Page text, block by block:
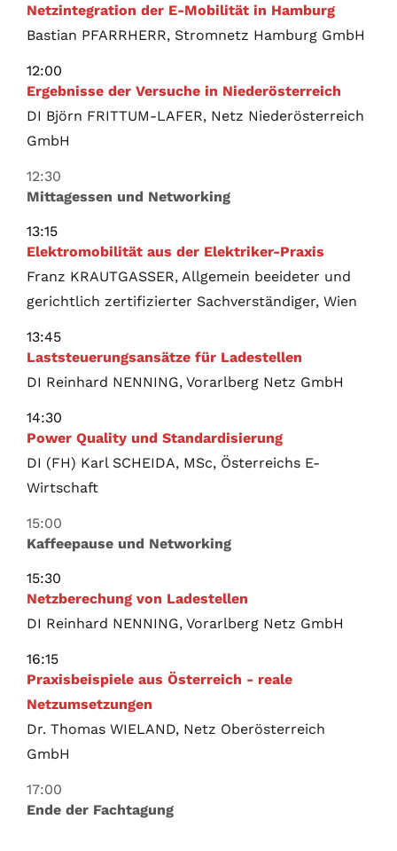
Netzintegration der E-Mobilität in Hamburg
Bastian PFARRHERR, Stromnetz Hamburg GmbH
12:00
Ergebnisse der Versuche in Niederösterreich
DI Björn FRITTUM-LAFER, Netz Niederösterreich
GmbH
12:30
Mittagessen und Networking
13:15
Elektromobilität aus der Elektriker-Praxis
Franz KRAUTGASSER, Allgemein beeideter und
gerichtlich zertifizierter Sachverständiger, Wien
13:45
Laststeuerungsansätze für Ladestellen
DI Reinhard NENNING, Vorarlberg Netz GmbH
14:30
Power Quality und Standardisierung
DI (FH) Karl SCHEIDA, MSc, Österreichs E-
Wirtschaft
15:00
Kaffeepause und Networking
15:30
Netzberechung von Ladestellen
DI Reinhard NENNING, Vorarlberg Netz GmbH
16:15
Praxisbeispiele aus Österreich - reale
Netzumsetzungen
Dr. Thomas WIELAND, Netz Oberösterreich
GmbH
17:00
Ende der Fachtagung